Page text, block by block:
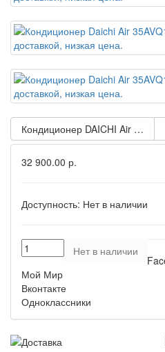
Кондиционер DAICHI Air
32 900.00 р.
Доступность: Нет в наличии
Нет в наличии
Мой Мир
Вконтакте
Одноклассники